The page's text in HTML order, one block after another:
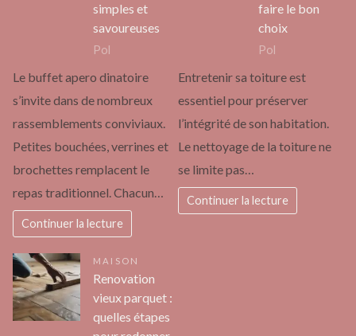
simples et
savoureuses
Pol
Le buffet apero dinatoire
s’invite dans de nombreux
rassemblements conviviaux.
Petites bouchées, verrines et
brochettes remplacent le
repas traditionnel. Chacun…
Continuer la lecture
faire le bon
choix
Pol
Entretenir sa toiture est
essentiel pour préserver
l’intégrité de son habitation.
Le nettoyage de la toiture ne
se limite pas…
Continuer la lecture
MAISON
Renovation
vieux parquet :
quelles étapes